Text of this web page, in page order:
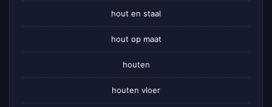
hout en staal
hout op maat
houten
houten vloer